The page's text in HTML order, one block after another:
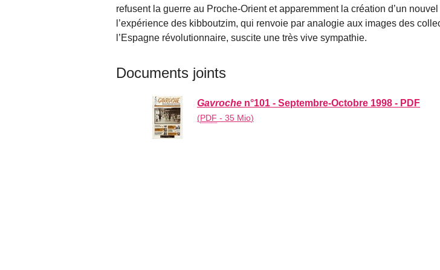
refusent la guerre au Proche-Orient et apparemment la création d’un
l’expérience des kibboutzim, qui renvoie par analogie aux images des
l’Espagne révolutionnaire, suscite une très vive sympathie.
Documents joints
Gavroche n°101 - Septembre-Octobre 1998 - PDF
(PDF - 35 Mio)